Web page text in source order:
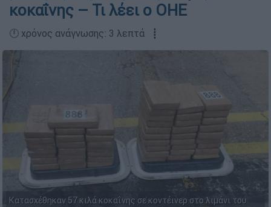
κοκαΐνης – Τι λέει ο ΟΗΕ
🕛 χρόνος ανάγνωσης: 3 λεπτά ┋
Κατασχέθηκαν 57 κιλά κοκαΐνης σε κοντέινερ στο λιμάνι του